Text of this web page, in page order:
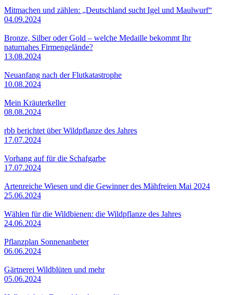
Mitmachen und zählen: „Deutschland sucht Igel und Maulwurf“
04.09.2024
Bronze, Silber oder Gold – welche Medaille bekommt Ihr
naturnahes Firmengelände?
13.08.2024
Neuanfang nach der Flutkatastrophe
10.08.2024
Mein Kräuterkeller
08.08.2024
rbb berichtet über Wildpflanze des Jahres
17.07.2024
Vorhang auf für die Schafgarbe
17.07.2024
Artenreiche Wiesen und die Gewinner des Mähfreien Mai 2024
25.06.2024
Wählen für die Wildbienen: die Wildpflanze des Jahres
24.06.2024
Pflanzplan Sonnenanbeter
06.06.2024
Gärtnerei Wildblüten und mehr
05.06.2024